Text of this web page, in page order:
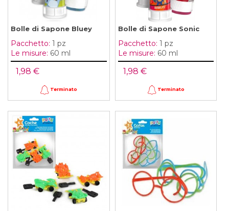
Bolle di Sapone Bluey
Pacchetto: 1 pz
Le misure: 60 ml
1,98 €
Terminato
Bolle di Sapone Sonic
Pacchetto: 1 pz
Le misure: 60 ml
1,98 €
Terminato